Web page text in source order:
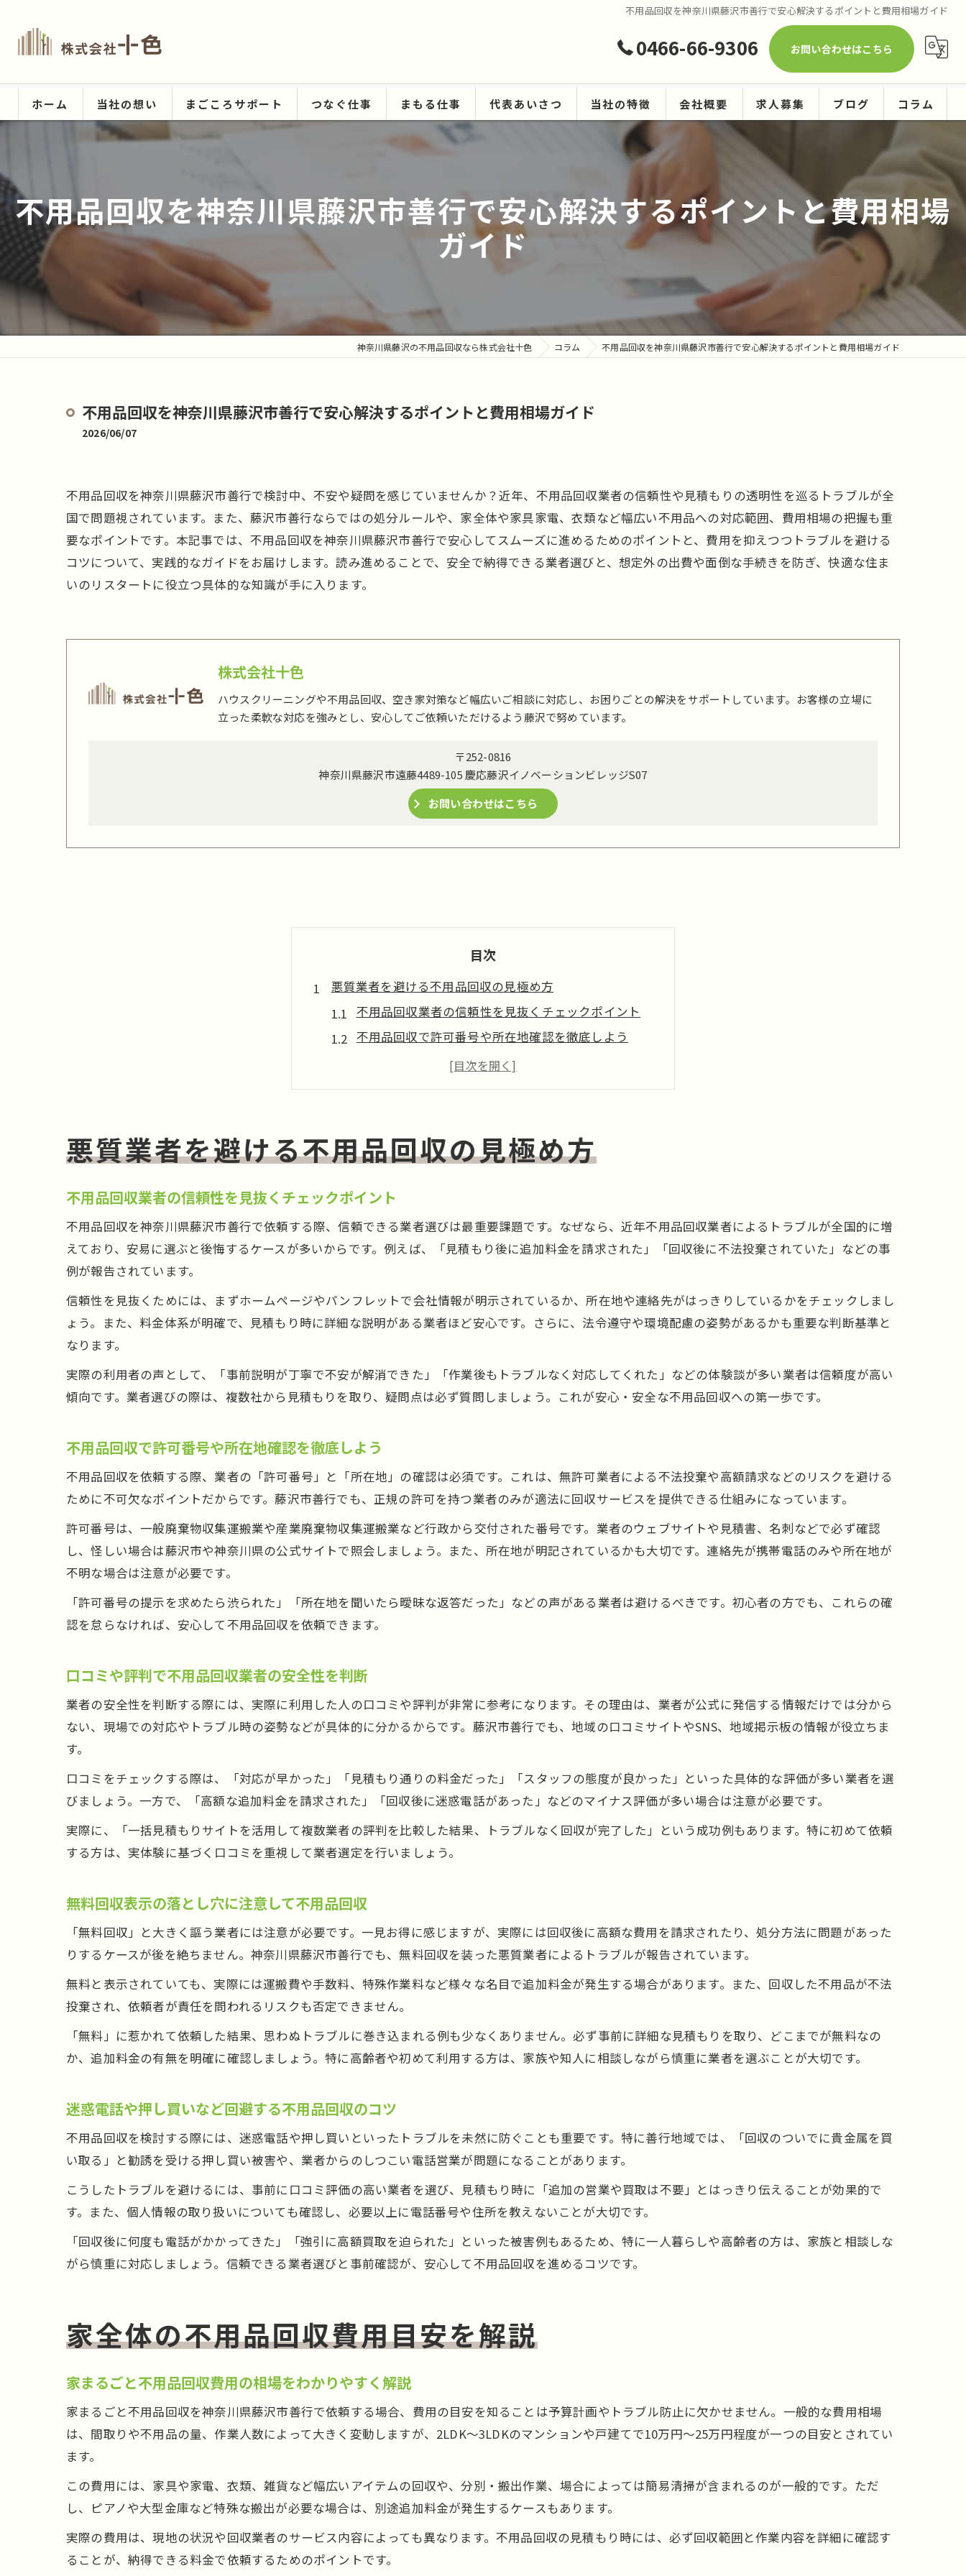
不用品回収を神奈川県藤沢市善行で安心解決するポイントと費用相場ガイド
0466-66-9306 お問い合わせはこちら
ホーム 当社の想い まごころサポート つなぐ仕事 まもる仕事 代表あいさつ 当社の特徴
ハウスクリーニング
生前整理
原状回復
会社概要 求人募集 ブログ コラム
不用品回収を神奈川県藤沢市善行で安心解決するポイントと費用相場
ガイド
神奈川県藤沢の不用品回収なら株式会社十色 コラム 不用品回収を神奈川県藤沢市善行で安心解決するポイントと費用相場ガイド
不用品回収を神奈川県藤沢市善行で安心解決するポイントと費用相場ガイド
2026/06/07
不用品回収を神奈川県藤沢市善行で検討中、不安や疑問を感じていませんか？近年、不用品回収業者の信頼性や見積もりの透明性を巡るトラブルが全
国で問題視されています。また、藤沢市善行ならではの処分ルールや、家全体や家具家電、衣類など幅広い不用品への対応範囲、費用相場の把握も重
要なポイントです。本記事では、不用品回収を神奈川県藤沢市善行で安心してスムーズに進めるためのポイントと、費用を抑えつつトラブルを避ける
コツについて、実践的なガイドをお届けします。読み進めることで、安全で納得できる業者選びと、想定外の出費や面倒な手続きを防ぎ、快適な住ま
いのリスタートに役立つ具体的な知識が手に入ります。
株式会社十色
ハウスクリーニングや不用品回収、空き家対策など幅広いご相談に対応し、お困りごとの解決をサポートしています。お客様の立場に
立った柔軟な対応を強みとし、安心してご依頼いただけるよう藤沢で努めています。
〒252-0816
神奈川県藤沢市遠藤4489-105 慶応藤沢イノベーションビレッジS07
お問い合わせはこちら
目次
悪質業者を避ける不用品回収の見極め方
不用品回収業者の信頼性を見抜くチェックポイント
不用品回収で許可番号や所在地確認を徹底しよう
口コミや評判で不用品回収業者の安全性を判断
無料回収表示の落とし穴に注意して不用品回収
家全体の不用品回収費用目安を解説
家まるごと不用品回収費用の相場をわかりやすく解説
不用品回収費用を抑えるための見積もり比較術
間取りや搬出条件で変動する不用品回収料金の実態
安心できる不用品回収業者選びの基準を解説
対応エリアや回収品目で選ぶ不用品回収業者
不用品回収の範囲と対応品目を徹底確認
家具家電や衣類の不用品回収範囲を詳しく解説
不用品回収で回収不可な品目の確認方法
不用品回収の予約から回収までの手順を解説
不用品回収当日の流れと準備しておくべきこと
処分ルールを守った不用品回収でスムーズ対応
契約前に必ず確認したい不用品回収の注意点
悪質な追加請求に注意したい不用品回収の工夫
悪質業者を避ける不用品回収の見極め方
不用品回収業者の信頼性を見抜くチェックポイント
不用品回収を神奈川県藤沢市善行で依頼する際、信頼できる業者選びは最重要課題です。なぜなら、近年不用品回収業者によるトラブルが全国的に増
えており、安易に選ぶと後悔するケースが多いからです。例えば、「見積もり後に追加料金を請求された」「回収後に不法投棄されていた」などの事
例が報告されています。
信頼性を見抜くためには、まずホームページやパンフレットで会社情報が明示されているか、所在地や連絡先がはっきりしているかをチェックしまし
ょう。また、料金体系が明確で、見積もり時に詳細な説明がある業者ほど安心です。さらに、法令遵守や環境配慮の姿勢があるかも重要な判断基準と
なります。
実際の利用者の声として、「事前説明が丁寧で不安が解消できた」「作業後もトラブルなく対応してくれた」などの体験談が多い業者は信頼度が高い
傾向です。業者選びの際は、複数社から見積もりを取り、疑問点は必ず質問しましょう。これが安心・安全な不用品回収への第一歩です。
不用品回収で許可番号や所在地確認を徹底しよう
不用品回収を依頼する際、業者の「許可番号」と「所在地」の確認は必須です。これは、無許可業者による不法投棄や高額請求などのリスクを避ける
ために不可欠なポイントだからです。藤沢市善行でも、正規の許可を持つ業者のみが適法に回収サービスを提供できる仕組みになっています。
許可番号は、一般廃棄物収集運搬業や産業廃棄物収集運搬業など行政から交付された番号です。業者のウェブサイトや見積書、名刺などで必ず確認
し、怪しい場合は藤沢市や神奈川県の公式サイトで照会しましょう。また、所在地が明記されているかも大切です。連絡先が携帯電話のみや所在地が
不明な場合は注意が必要です。
「許可番号の提示を求めたら渋られた」「所在地を聞いたら曖昧な返答だった」などの声がある業者は避けるべきです。初心者の方でも、これらの確
認を怠らなければ、安心して不用品回収を依頼できます。
口コミや評判で不用品回収業者の安全性を判断
業者の安全性を判断する際には、実際に利用した人の口コミや評判が非常に参考になります。その理由は、業者が公式に発信する情報だけでは分から
ない、現場での対応やトラブル時の姿勢などが具体的に分かるからです。藤沢市善行でも、地域の口コミサイトやSNS、地域掲示板の情報が役立ちま
す。
口コミをチェックする際は、「対応が早かった」「見積もり通りの料金だった」「スタッフの態度が良かった」といった具体的な評価が多い業者を選
びましょう。一方で、「高額な追加料金を請求された」「回収後に迷惑電話があった」などのマイナス評価が多い場合は注意が必要です。
実際に、「一括見積もりサイトを活用して複数業者の評判を比較した結果、トラブルなく回収が完了した」という成功例もあります。特に初めて依頼
する方は、実体験に基づく口コミを重視して業者選定を行いましょう。
無料回収表示の落とし穴に注意して不用品回収
「無料回収」と大きく謳う業者には注意が必要です。一見お得に感じますが、実際には回収後に高額な費用を請求されたり、処分方法に問題があった
りするケースが後を絶ちません。神奈川県藤沢市善行でも、無料回収を装った悪質業者によるトラブルが報告されています。
無料と表示されていても、実際には運搬費や手数料、特殊作業料など様々な名目で追加料金が発生する場合があります。また、回収した不用品が不法
投棄され、依頼者が責任を問われるリスクも否定できません。
「無料」に惹かれて依頼した結果、思わぬトラブルに巻き込まれる例も少なくありません。必ず事前に詳細な見積もりを取り、どこまでが無料なの
か、追加料金の有無を明確に確認しましょう。特に高齢者や初めて利用する方は、家族や知人に相談しながら慎重に業者を選ぶことが大切です。
迷惑電話や押し買いなど回避する不用品回収のコツ
不用品回収を検討する際には、迷惑電話や押し買いといったトラブルを未然に防ぐことも重要です。特に善行地域では、「回収のついでに貴金属を買
い取る」と勧誘を受ける押し買い被害や、業者からのしつこい電話営業が問題になることがあります。
こうしたトラブルを避けるには、事前に口コミ評価の高い業者を選び、見積もり時に「追加の営業や買取は不要」とはっきり伝えることが効果的で
す。また、個人情報の取り扱いについても確認し、必要以上に電話番号や住所を教えないことが大切です。
「回収後に何度も電話がかかってきた」「強引に高額買取を迫られた」といった被害例もあるため、特に一人暮らしや高齢者の方は、家族と相談しな
がら慎重に対応しましょう。信頼できる業者選びと事前確認が、安心して不用品回収を進めるコツです。
家全体の不用品回収費用目安を解説
家まるごと不用品回収費用の相場をわかりやすく解説
家まるごと不用品回収を神奈川県藤沢市善行で依頼する場合、費用の目安を知ることは予算計画やトラブル防止に欠かせません。一般的な費用相場
は、間取りや不用品の量、作業人数によって大きく変動しますが、2LDK～3LDKのマンションや戸建てで10万円～25万円程度が一つの目安とされてい
ます。
この費用には、家具や家電、衣類、雑貨など幅広いアイテムの回収や、分別・搬出作業、場合によっては簡易清掃が含まれるのが一般的です。ただ
し、ピアノや大型金庫など特殊な搬出が必要な場合は、別途追加料金が発生するケースもあります。
実際の費用は、現地の状況や回収業者のサービス内容によっても異なります。不用品回収の見積もり時には、必ず回収範囲と作業内容を詳細に確認す
ることが、納得できる料金で依頼するためのポイントです。